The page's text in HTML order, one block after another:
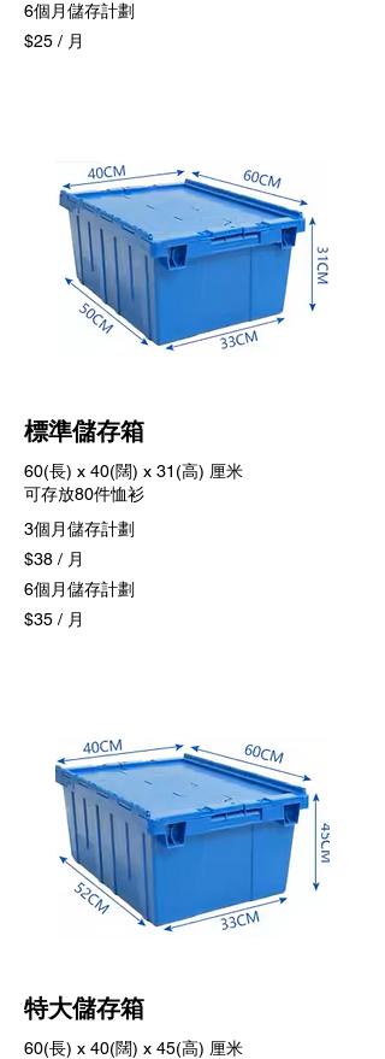
6個月儲存計劃
$25 / 月
標準儲存箱
60(長) x 40(闊) x 31(高) 厘米
​可存放80件恤衫
3個月儲存計劃
$38 / 月
6個月儲存計劃
$35 / 月
特大儲存箱
60(長) x 40(闊) x 45(高) 厘米